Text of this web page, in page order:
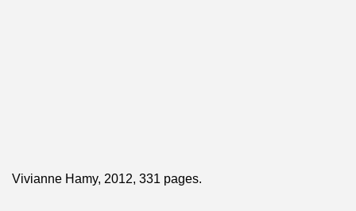
Vivianne Hamy, 2012, 331 pages.